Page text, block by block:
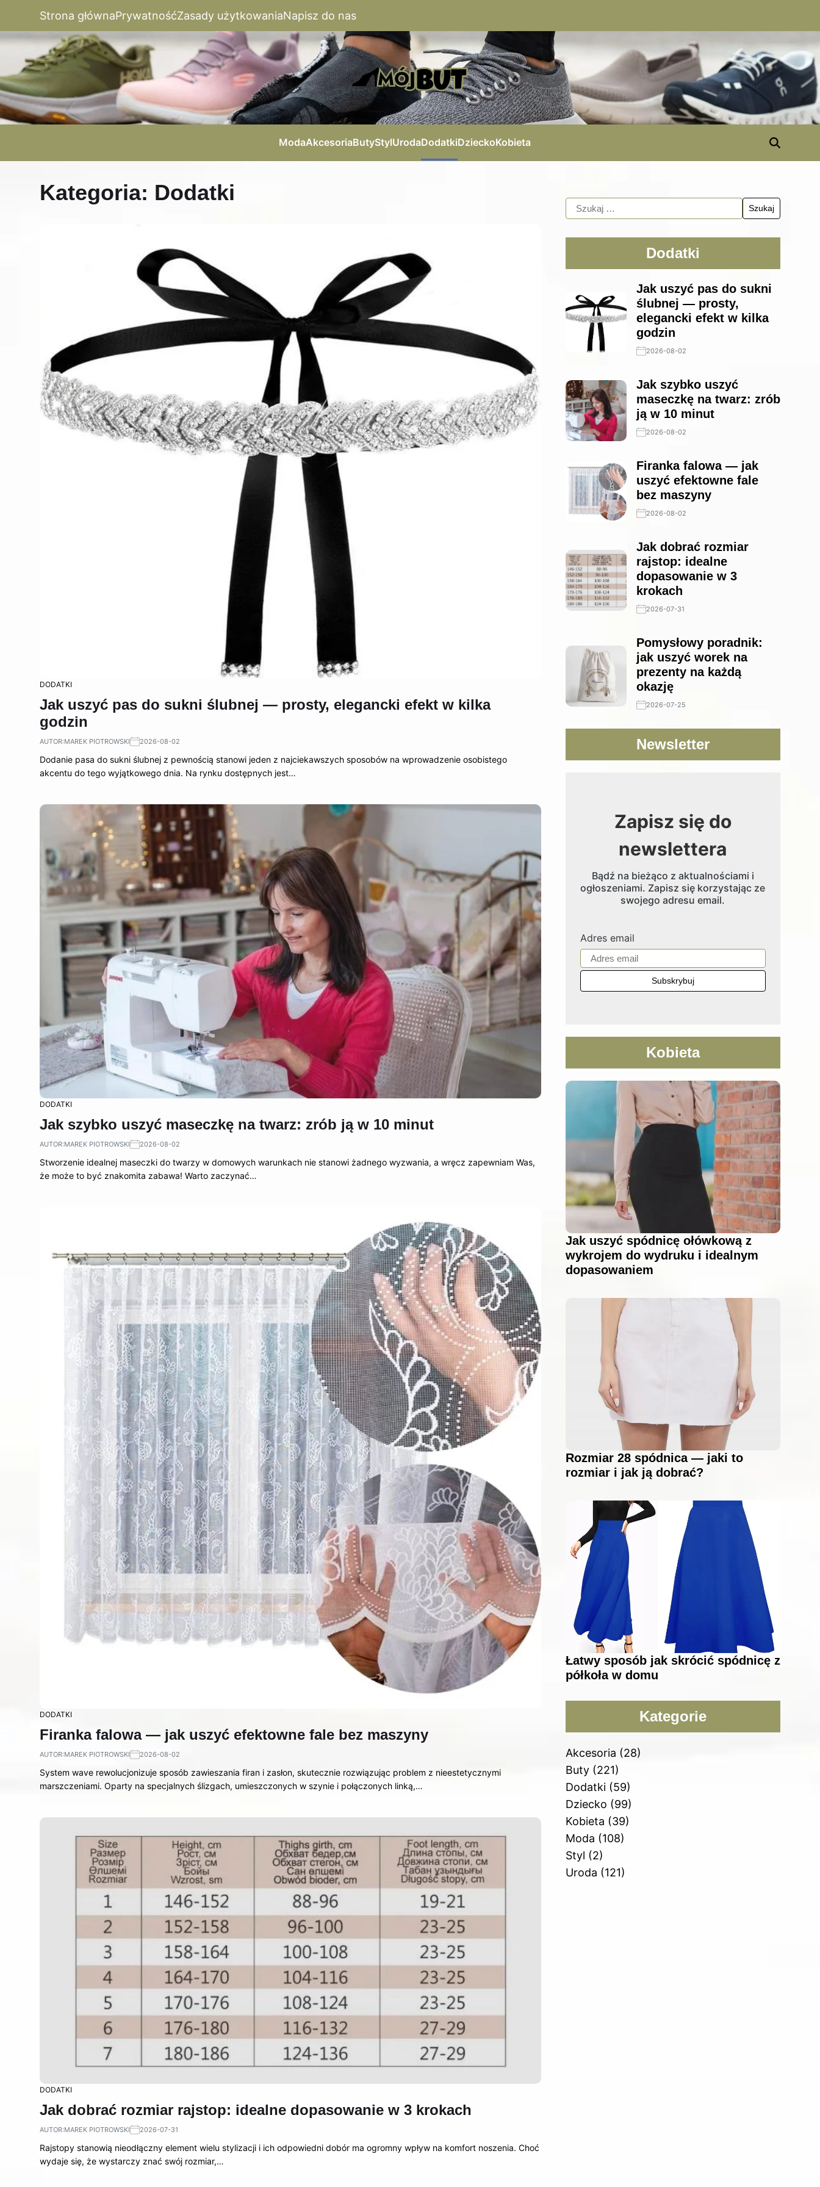
Strona głównaPrywatnośćZasady użytkowaniaNapisz do nas
ModaAkcesoriaButyStylUrodaDodatkiDzieckoKobieta
Kategoria: Dodatki
DODATKI
Jak uszyć pas do sukni ślubnej — prosty, elegancki efekt w kilka
godzin
AUTOR:MAREK PIOTROWSKI 2026-08-02
Dodanie pasa do sukni ślubnej z pewnością stanowi jeden z najciekawszych sposobów na wprowadzenie osobistego
akcentu do tego wyjątkowego dnia. Na rynku dostępnych jest…
DODATKI
Jak szybko uszyć maseczkę na twarz: zrób ją w 10 minut
AUTOR:MAREK PIOTROWSKI 2026-08-02
Stworzenie idealnej maseczki do twarzy w domowych warunkach nie stanowi żadnego wyzwania, a wręcz zapewniam Was,
że może to być znakomita zabawa! Warto zaczynać…
DODATKI
Firanka falowa — jak uszyć efektowne fale bez maszyny
AUTOR:MAREK PIOTROWSKI 2026-08-02
System wave rewolucjonizuje sposób zawieszania firan i zasłon, skutecznie rozwiązując problem z nieestetycznymi
marszczeniami. Oparty na specjalnych ślizgach, umieszczonych w szynie i połączonych linką,…
DODATKI
Jak dobrać rozmiar rajstop: idealne dopasowanie w 3 krokach
AUTOR:MAREK PIOTROWSKI 2026-07-31
Rajstopy stanowią nieodłączny element wielu stylizacji i ich odpowiedni dobór ma ogromny wpływ na komfort noszenia. Choć
wydaje się, że wystarczy znać swój rozmiar,…
Dodatki
Jak uszyć pas do sukni
ślubnej — prosty,
elegancki efekt w kilka
godzin
2026-08-02
Jak szybko uszyć
maseczkę na twarz: zrób
ją w 10 minut
2026-08-02
Firanka falowa — jak
uszyć efektowne fale
bez maszyny
2026-08-02
Jak dobrać rozmiar
rajstop: idealne
dopasowanie w 3
krokach
2026-07-31
Pomysłowy poradnik:
jak uszyć worek na
prezenty na każdą
okazję
2026-07-25
Newsletter
Zapisz się do
newslettera
Bądź na bieżąco z aktualnościami i
ogłoszeniami. Zapisz się korzystając ze
swojego adresu email.
Adres email
Kobieta
Jak uszyć spódnicę ołówkową z
wykrojem do wydruku i idealnym
dopasowaniem
Rozmiar 28 spódnica — jaki to
rozmiar i jak ją dobrać?
Łatwy sposób jak skrócić spódnicę z
półkoła w domu
Kategorie
Akcesoria (28)
Buty(221)
Dodatki(59)
Dziecko (99)
Kobieta (39)
Moda (108)
Styl (2)
Uroda (121)